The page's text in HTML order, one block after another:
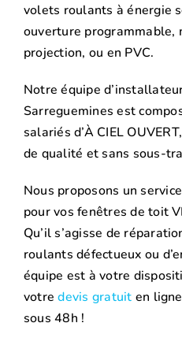
volets roulants à énergie
ouverture programmable,
projection, ou en PVC.
Notre équipe
Sarreguemines est
salariés d’À CIEL
de qualité et sans sous-
Nous proposons un
pour vos fenêtres de toit
Qu’il s’agisse de
roulants défectueux ou
équipe est à votre
votredevis gratuit en
sous 48h !